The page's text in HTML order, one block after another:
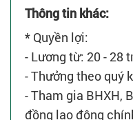
Thông tin khác:
* Quyền lợi:
- Lương từ: 20 - 28
- Thưởng theo quý
- Tham gia BHXH,
đồng lao động